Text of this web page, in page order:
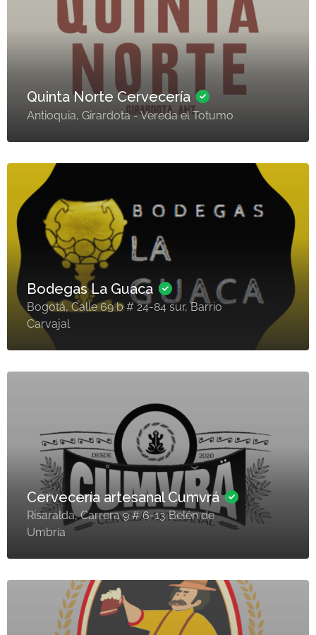
Quinta Norte Cervecería
Antioquia, Girardota - Vereda el Totumo
Bodegas La Guaca
Bogotá, Calle 69 b # 24-84 sur, Barrio
Carvajal
Cervecería artesanal Cumvrá
Risaralda, Carrera 9 # 6-13 Belén de
Umbría